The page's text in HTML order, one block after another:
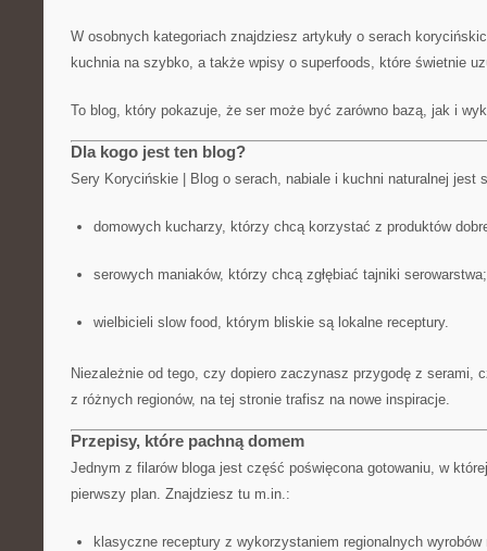
W osobnych kategoriach znajdziesz artykuły o serach
kuchnia na szybko, a także wpisy o superfoods, które świetnie
To blog, który pokazuje, że ser może być zarówno bazą, jak i
Dla kogo jest ten blog?
Sery Korycińskie | Blog o serach, nabiale i kuchni naturalnej jest
domowych kucharzy, którzy chcą korzystać z produktów
serowych maniaków, którzy chcą zgłębiać tajniki serowarstwa;
wielbicieli slow food, którym bliskie są lokalne receptury.
Niezależnie od tego, czy dopiero zaczynasz przygodę z serami,
z różnych regionów, na tej stronie trafisz na nowe inspiracje.
Przepisy, które pachną domem
Jednym z filarów bloga jest część poświęcona gotowaniu, w
pierwszy plan. Znajdziesz tu m.in.:
klasyczne receptury z wykorzystaniem regionalnych